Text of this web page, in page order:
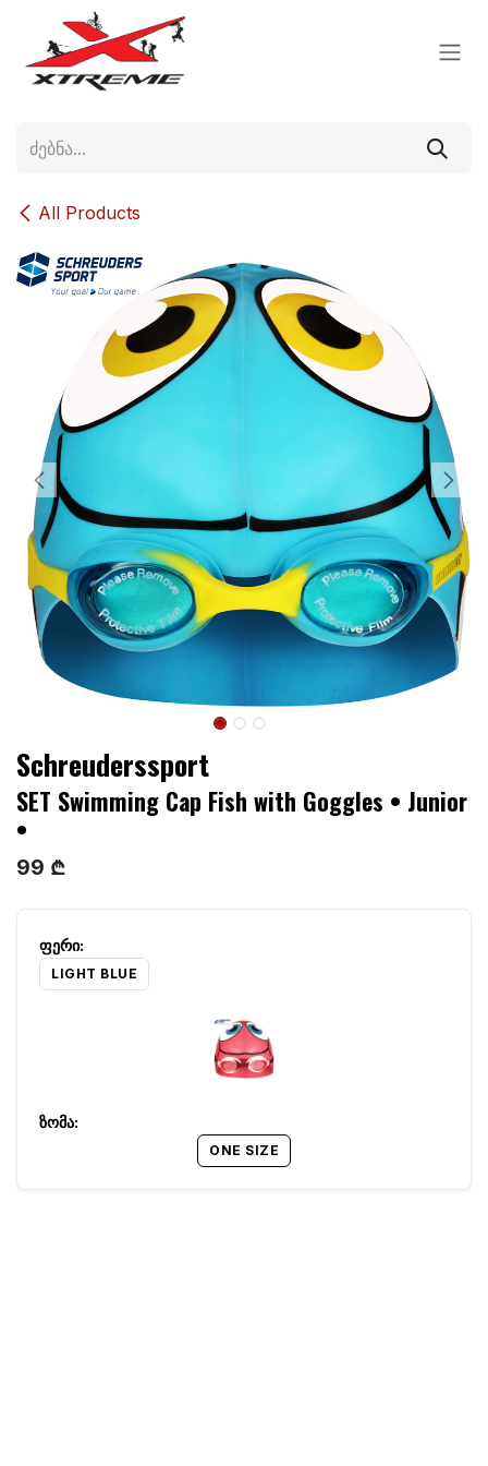
Skip to Content
All Products
Schreuderssport
SET Swimming Cap Fish with Goggles • Junior
•
99 ₾
LIGHT BLUE
ONE SIZE